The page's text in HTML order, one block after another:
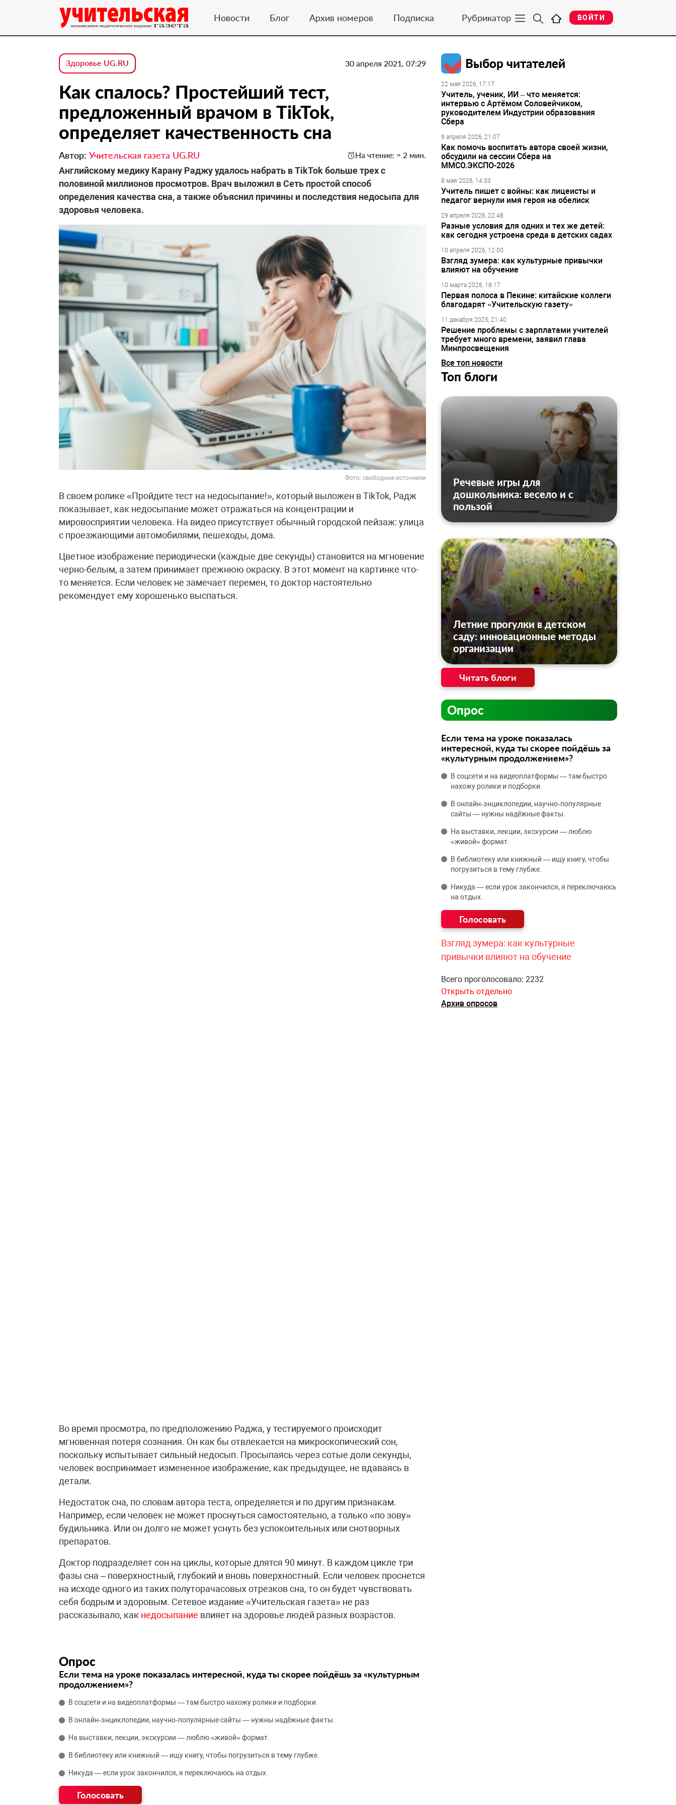
Новости Блог Архив номеров Подписка Рубрикатор ВОЙТИ
Здоровье UG.RU 30 апреля 2021, 07:29
Как спалось? Простейший тест,
предложенный врачом в TikTok,
определяет качественность сна
Автор: Учительская газета UG.RU На чтение: ≈ 2 мин.
Английскому медику Карану Раджу удалось набрать в TikTok больше трех с
половиной миллионов просмотров. Врач выложил в Сеть простой способ
определения качества сна, а также объяснил причины и последствия недосыпа для
здоровья человека.
Фото: свободные источники
В своем ролике «Пройдите тест на недосыпание!», который выложен в TikTok, Радж
показывает, как недосыпание может отражаться на концентрации и
мировосприятии человека. На видео присутствует обычный городской пейзаж: улица
с проезжающими автомобилями, пешеходы, дома.
Цветное изображение периодически (каждые две секунды) становится на мгновение
черно-белым, а затем принимает прежнюю окраску. В этот момент на картинке что-
то меняется. Если человек не замечает перемен, то доктор настоятельно
рекомендует ему хорошенько выспаться.
Во время просмотра, по предположению Раджа, у тестируемого происходит
мгновенная потеря сознания. Он как бы отвлекается на микроскопический сон,
поскольку испытывает сильный недосып. Просыпаясь через сотые доли секунды,
человек воспринимает измененное изображение, как предыдущее, не вдаваясь в
детали.
Недостаток сна, по словам автора теста, определяется и по другим признакам.
Например, если человек не может проснуться самостоятельно, а только «по зову»
будильника. Или он долго не может уснуть без успокоительных или снотворных
препаратов.
Доктор подразделяет сон на циклы, которые длятся 90 минут. В каждом цикле три
фазы сна – поверхностный, глубокий и вновь поверхностный. Если человек проснется
на исходе одного из таких полуторачасовых отрезков сна, то он будет чувствовать
себя бодрым и здоровым. Сетевое издание «Учительская газета» не раз
рассказывало, как недосыпание влияет на здоровье людей разных возрастов.
Опрос
Если тема на уроке показалась интересной, куда ты скорее пойдёшь за «культурным
продолжением»?
В соцсети и на видеоплатформы — там быстро нахожу ролики и подборки.
В онлайн‑энциклопедии, научно‑популярные сайты — нужны надёжные факты.
На выставки, лекции, экскурсии — люблю «живой» формат.
В библиотеку или книжный — ищу книгу, чтобы погрузиться в тему глубже.
Никуда — если урок закончился, я переключаюсь на отдых.
Выбор читателей
22 мая 2026, 17:17
Учитель, ученик, ИИ – что меняется:
интервью с Артёмом Соловейчиком,
руководителем Индустрии образования
Сбера
9 апреля 2026, 21:07
Как помочь воспитать автора своей жизни,
обсудили на сессии Сбера на
ММСО.ЭКСПО-2026
8 мая 2026, 14:33
Учитель пишет с войны: как лицеисты и
педагог вернули имя героя на обелиск
29 апреля 2026, 22:48
Разные условия для одних и тех же детей:
как сегодня устроена среда в детских садах
10 апреля 2026, 12:00
Взгляд зумера: как культурные привычки
влияют на обучение
10 марта 2026, 18:17
Первая полоса в Пекине: китайские коллеги
благодарят «Учительскую газету»
11 декабря 2025, 21:40
Решение проблемы с зарплатами учителей
требует много времени, заявил глава
Минпросвещения
Все топ новости
Топ блоги
Речевые игры для
дошкольника: весело и с
пользой
Летние прогулки в детском
саду: инновационные методы
организации
Читать блоги
Опрос
Если тема на уроке показалась
интересной, куда ты скорее пойдёшь за
«культурным продолжением»?
В соцсети и на видеоплатформы — там быстро
нахожу ролики и подборки.
В онлайн‑энциклопедии, научно‑популярные
сайты — нужны надёжные факты.
На выставки, лекции, экскурсии — люблю
«живой» формат.
В библиотеку или книжный — ищу книгу, чтобы
погрузиться в тему глубже.
Никуда — если урок закончился, я переключаюсь
на отдых.
Взгляд зумера: как культурные
привычки влияют на обучение
Всего проголосовало: 2232
Открыть отдельно
Архив опросов